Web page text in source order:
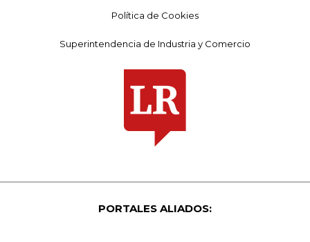
Política de Cookies
Superintendencia de Industria y Comercio
PORTALES ALIADOS: